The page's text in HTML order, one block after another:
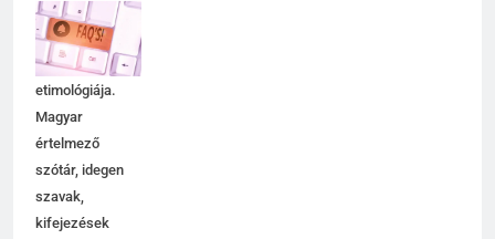
jelentése,
magyarázata,
használata,
etimológiája.
Magyar
értelmező
szótár, idegen
szavak,
kifejezések